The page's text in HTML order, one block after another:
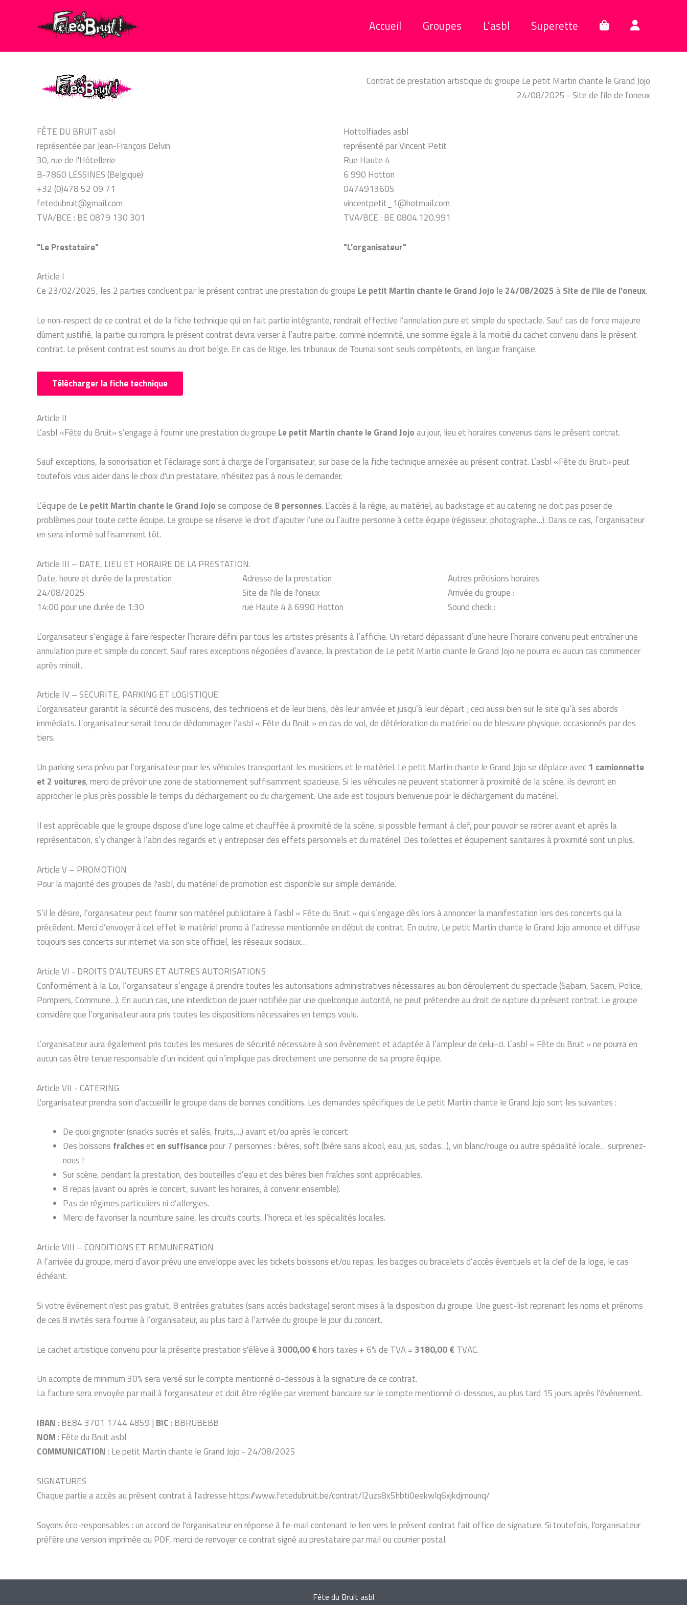
Accueil Groupes L’asbl Superette
Contrat de prestation artistique du groupe Le petit Martin chante le Grand Jojo
24/08/2025 - Site de l'ile de l'oneux
FÊTE DU BRUIT asbl
représentée par Jean-François Delvin
30, rue de l'Hôtellerie
B-7860 LESSINES (Belgique)
+32 (0)478 52 09 71
fetedubruit@gmail.com
TVA/BCE : BE 0879 130 301
"Le Prestataire"
Hottolfiades asbl
représenté par Vincent Petit
Rue Haute 4
6 990 Hotton
0474913605
vincentpetit_1@hotmail.com
TVA/BCE : BE 0804.120.991
"L'organisateur"
Article I
Ce 23/02/2025, les 2 parties concluent par le présent contrat une prestation du groupe Le petit Martin chante le Grand Jojo le 24/08/2025àSite de l'ile de l'oneux.
Le non-respect de ce contrat et de la fiche technique qui en fait partie intégrante, rendrait effective l’annulation pure et simple du spectacle. Sauf cas de force majeure
dûment justifié, la partie qui rompra le présent contrat devra verser à l’autre partie, comme indemnité, une somme égale à la moitié du cachet convenu dans le présent
contrat. Le présent contrat est soumis au droit belge. En cas de litige, les tribunaux de Tournai sont seuls compétents, en langue française.
Télécharger la fiche technique
Article II
L’asbl «Fête du Bruit» s’engage à fournir une prestation du groupe Le petit Martin chante le Grand Jojoau jour, lieu et horaires convenus dans le présent contrat.
Sauf exceptions, la sonorisation et l’éclairage sont à charge de l’organisateur, sur base de la fiche technique annexée au présent contrat. L’asbl «Fête du Bruit» peut
toutefois vous aider dans le choix d'un prestataire, n'hésitez pas à nous le demander.
L’équipe de Le petit Martin chante le Grand Jojose compose de 8 personnes. L’accès à la régie, au matériel, au backstage et au catering ne doit pas poser de
problèmes pour toute cette équipe. Le groupe se réserve le droit d’ajouter l’une ou l’autre personne à cette équipe (régisseur, photographe…). Dans ce cas, l’organisateur
en sera informé suffisamment tôt.
Article III – DATE, LIEU ET HORAIRE DE LA PRESTATION.
Date, heure et durée de la prestation
24/08/2025
14:00 pour une durée de 1:30
Adresse de la prestation
Site de l'ile de l'oneux
rue Haute 4 à 6990 Hotton
Autres précisions horaires
Arrivée du groupe :
Sound check :
L’organisateur s’engage à faire respecter l’horaire défini par tous les artistes présents à l’affiche. Un retard dépassant d’une heure l’horaire convenu peut entraîner une
annulation pure et simple du concert. Sauf rares exceptions négociées d’avance, la prestation de Le petit Martin chante le Grand Jojo ne pourra eu aucun cas commencer
après minuit.
Article IV – SECURITE, PARKING ET LOGISTIQUE
L’organisateur garantit la sécurité des musiciens, des techniciens et de leur biens, dès leur arrivée et jusqu’à leur départ ; ceci aussi bien sur le site qu’à ses abords
immédiats. L’organisateur serait tenu de dédommager l’asbl « Fête du Bruit » en cas de vol, de détérioration du matériel ou de blessure physique, occasionnés par des
tiers.
Un parking sera prévu par l’organisateur pour les véhicules transportant les musiciens et le matériel. Le petit Martin chante le Grand Jojo se déplace avec1 camionnette
et 2 voitures, merci de prévoir une zone de stationnement suffisamment spacieuse. Si les véhicules ne peuvent stationner à proximité de la scène, ils devront en
approcher le plus près possible le temps du déchargement ou du chargement. Une aide est toujours bienvenue pour le déchargement du matériel.
Il est appréciable que le groupe dispose d’une loge calme et chauffée à proximité de la scène, si possible fermant à clef, pour pouvoir se retirer avant et après la
représentation, s’y changer à l’abri des regards et y entreposer des effets personnels et du matériel. Des toilettes et équipement sanitaires à proximité sont un plus.
Article V – PROMOTION
Pour la majorité des groupes de l'asbl, du matériel de promotion est disponible sur simple demande.
S’il le désire, l’organisateur peut fournir son matériel publicitaire à l’asbl « Fête du Bruit » qui s’engage dès lors à annoncer la manifestation lors des concerts qui la
précèdent. Merci d’envoyer à cet effet le matériel promo à l’adresse mentionnée en début de contrat. En outre, Le petit Martin chante le Grand Jojo annonce et diffuse
toujours ses concerts sur internet via son site officiel, les réseaux sociaux…
Article VI - DROITS D’AUTEURS ET AUTRES AUTORISATIONS
Conformément à la Loi, l’organisateur s’engage à prendre toutes les autorisations administratives nécessaires au bon déroulement du spectacle (Sabam, Sacem, Police,
Pompiers, Commune…). En aucun cas, une interdiction de jouer notifiée par une quelconque autorité, ne peut prétendre au droit de rupture du présent contrat. Le groupe
considère que l’organisateur aura pris toutes les dispositions nécessaires en temps voulu.
L’organisateur aura également pris toutes les mesures de sécurité nécessaire à son évènement et adaptée à l’ampleur de celui-ci. L’asbl « Fête du Bruit » ne pourra en
aucun cas être tenue responsable d’un incident qui n’implique pas directement une personne de sa propre équipe.
Article VII - CATERING
L'organisateur prendra soin d'accueillir le groupe dans de bonnes conditions. Les demandes spécifiques de Le petit Martin chante le Grand Jojo sont les suivantes :
De quoi grignoter (snacks sucrés et salés, fruits,…) avant et/ou après le concert
Des boissons fraîcheset en suffisancepour 7 personnes : bières, soft (bière sans alcool, eau, jus, sodas…), vin blanc/rouge ou autre spécialité locale… surprenez-
nous !
Sur scène, pendant la prestation, des bouteilles d’eau et des bières bien fraîches sont appréciables.
8 repas (avant ou après le concert, suivant les horaires, à convenir ensemble).
Pas de régimes particuliers ni d’allergies.
Merci de favoriser la nourriture saine, les circuits courts, l’horeca et les spécialités locales.
Article VIII – CONDITIONS ET REMUNERATION
A l’arrivée du groupe, merci d’avoir prévu une enveloppe avec les tickets boissons et/ou repas, les badges ou bracelets d’accès éventuels et la clef de la loge, le cas
échéant.
Si votre événement n'est pas gratuit, 8 entrées gratuites (sans accès backstage) seront mises à la disposition du groupe. Une guest-list reprenant les noms et prénoms
de ces 8 invités sera fournie à l’organisateur, au plus tard à l’arrivée du groupe le jour du concert.
Le cachet artistique convenu pour la présente prestation s'élève à3000,00 €hors taxes + 6% de TVA = 3180,00 €TVAC.
Un acompte de minimum 30% sera versé sur le compte mentionné ci-dessous à la signature de ce contrat.
La facture sera envoyée par mail à l'organisateur et doit être réglée par virement bancaire sur le compte mentionné ci-dessous, au plus tard 15 jours après l'événement.
IBAN: BE84 3701 1744 4859 | BIC: BBRUBEBB
NOM: Fête du Bruit asbl
COMMUNICATION: Le petit Martin chante le Grand Jojo - 24/08/2025
SIGNATURES
Chaque partie a accès au présent contrat à l'adresse https://www.fetedubruit.be/contrat/l2uzs8x5hbti0eekwlq6xjkdjmounq/
Soyons éco-responsables : un accord de l'organisateur en réponse à l'e-mail contenant le lien vers le présent contrat fait office de signature. Si toutefois, l'organisateur
préfère une version imprimée ou PDF, merci de renvoyer ce contrat signé au prestataire par mail ou courrier postal.
Fête du Bruit asbl